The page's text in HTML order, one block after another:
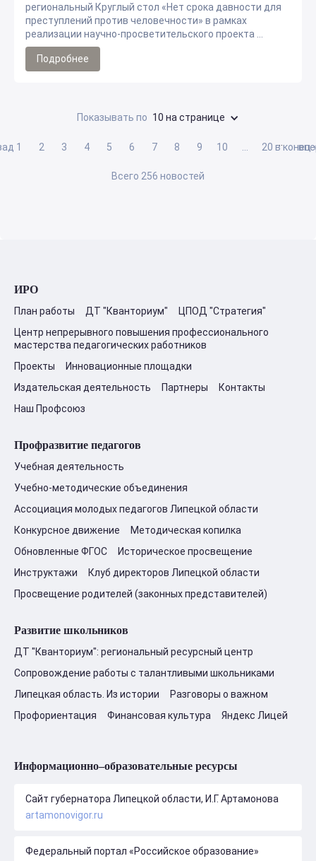
региональный Круглый стол «Нет срока давности для
преступлений против человечности» в рамках
реализации научно-просветительского проекта ...
Подробнее
Показывать по 10 на странице
1 2 3 4 5 6 7 8 9 10 20 в конец
Всего 256 новостей
ИРО
План работы ДТ "Кванториум"
ЦПОД "Стратегия"
Центр непрерывного повышения профессионального
мастерства педагогических работников
Проекты
Инновационные площадки
Издательская деятельность
Партнеры
Контакты
Наш Профсоюз
Профразвитие педагогов
Учебная деятельность
Учебно-методические объединения
Ассоциация молодых педагогов Липецкой области
Конкурсное движение
Методическая копилка
Обновленные ФГОС
Историческое просвещение
Инструктажи
Клуб директоров Липецкой области
Просвещение родителей (законных представителей)
Развитие школьников
ДТ "Кванториум": региональный ресурсный центр
Сопровождение работы с талантливыми школьниками
Липецкая область. Из истории
Разговоры о важном
Профориентация
Финансовая культура Яндекс Лицей
Информационно–образовательные ресурсы
Сайт губернатора Липецкой области, И.Г. Артамонова
artamonovigor.ru
Федеральный портал «Российское образование»